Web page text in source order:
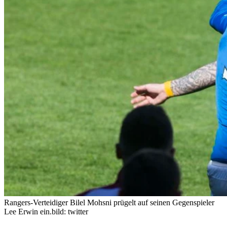
Rangers-Verteidiger Bilel Mohsni prügelt auf seinen Gegenspieler
Lee Erwin ein.bild: twitter